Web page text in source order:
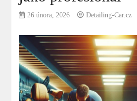
26 února, 2026 Detailing-Car.cz